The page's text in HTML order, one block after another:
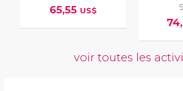
65,55 US$
voir toutes les